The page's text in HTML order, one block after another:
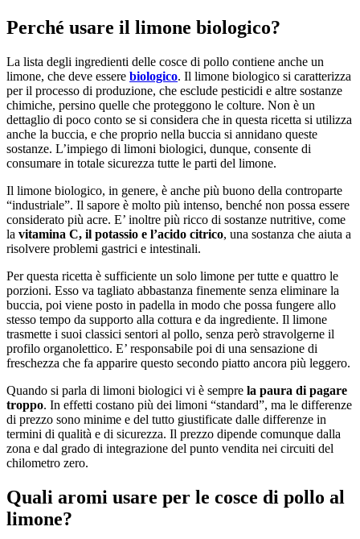
Perché usare il limone biologico?
La lista degli ingredienti delle cosce di pollo contiene anche un
limone, che deve essere biologico. Il limone biologico si caratterizza
per il processo di produzione, che esclude pesticidi e altre sostanze
chimiche, persino quelle che proteggono le colture. Non è un
dettaglio di poco conto se si considera che in questa ricetta si utilizza
anche la buccia, e che proprio nella buccia si annidano queste
sostanze. L’impiego di limoni biologici, dunque, consente di
consumare in totale sicurezza tutte le parti del limone.
Il limone biologico, in genere, è anche più buono della controparte
“industriale”. Il sapore è molto più intenso, benché non possa essere
considerato più acre. E’ inoltre più ricco di sostanze nutritive, come
la vitamina C, il potassio e l’acido citrico, una sostanza che aiuta a
risolvere problemi gastrici e intestinali.
Per questa ricetta è sufficiente un solo limone per tutte e quattro le
porzioni. Esso va tagliato abbastanza finemente senza eliminare la
buccia, poi viene posto in padella in modo che possa fungere allo
stesso tempo da supporto alla cottura e da ingrediente. Il limone
trasmette i suoi classici sentori al pollo, senza però stravolgerne il
profilo organolettico. E’ responsabile poi di una sensazione di
freschezza che fa apparire questo secondo piatto ancora più leggero.
Quando si parla di limoni biologici vi è sempre la paura di pagare
troppo. In effetti costano più dei limoni “standard”, ma le differenze
di prezzo sono minime e del tutto giustificate dalle differenze in
termini di qualità e di sicurezza. Il prezzo dipende comunque dalla
zona e dal grado di integrazione del punto vendita nei circuiti del
chilometro zero.
Quali aromi usare per le cosce di pollo al
limone?